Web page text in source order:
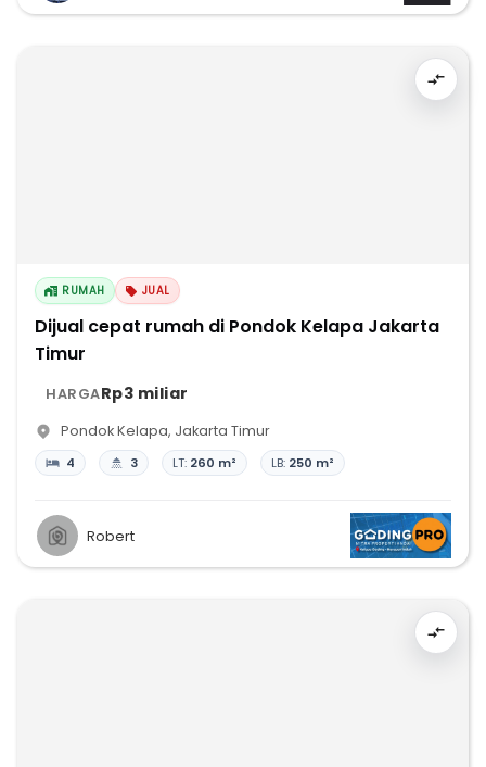
RUMAH JUAL
Dijual cepat rumah di Pondok Kelapa Jakarta
Timur
HARGARp3 miliar
Pondok Kelapa, Jakarta Timur
4 3 LT: 260 m² LB: 250 m²
Robert